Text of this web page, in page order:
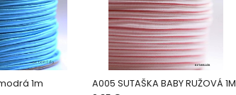
1m
A005 SUTAŠKA BABY RUŽOVÁ 1M